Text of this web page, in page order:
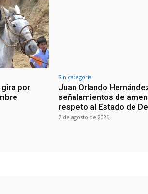
gira por
Sin categoría
Juan Orlando
señalamientos de
respeto al Estado de
7 de agosto de 2026